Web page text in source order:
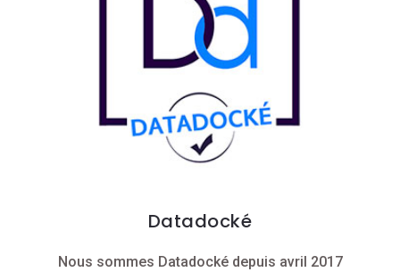
Datadocké
Nous sommes Datadocké depuis avril 2017